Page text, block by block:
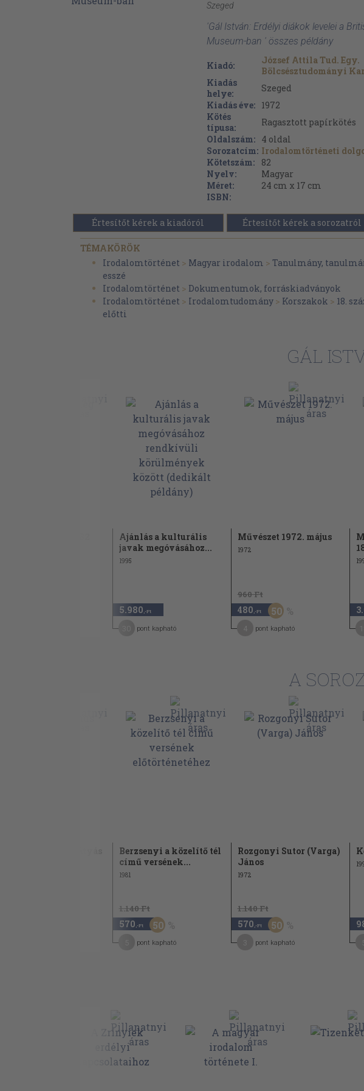
Szeged
'Gál István: Erdélyi diákok levelei a
Museum-ban ' összes példány
Kiadó:
József Attila Tud. Egy.
Bölcsésztudományi
Kiadás
helye:
Szeged
Kiadás éve: 1972
Kötés
típusa:
Ragasztott papírkötés
Oldalszám: 4 oldal
Sorozatcím: Irodalomtörténeti
Kötetszám:
82
Nyelv:
Magyar
Méret:
24 cm x 17 cm
ISBN:
Értesítőt kérek a kiadóról Értesítőt kérek a sorozatról
TÉMAKÖRÖK
Irodalomtörténet > Magyar irodalom > Tanulmány,
esszé
Irodalomtörténet > Dokumentumok, forráskiadványok
Irodalomtörténet > Irodalomtudomány > Korszakok > 18.
előtti
GÁL
Ajánlás a kulturális
javak megóvásához...
1995
5.980 ,-Ft
pont kapható
Művészet 1972. május
1972
960 Ft
480 ,-Ft 50
pont kapható
A
Berzsenyi a közelítő tél
című versének...
1981
1.140 Ft
570 ,-Ft 50
pont kapható
Rozgonyi Sutor (Varga)
János
1972
1.140 Ft
570 ,-Ft 50
pont kapható